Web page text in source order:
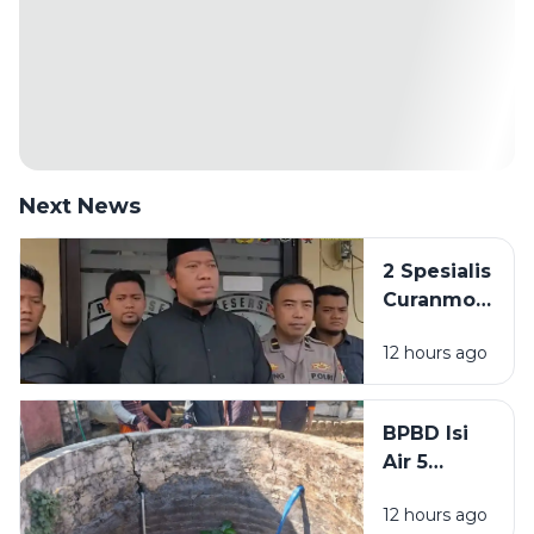
Next News
2 Spesialis
Curanmor
Bangkalan
Diringkus
Beraksi di
11 TKP
12 hours ago
BPBD Isi
Air 5
Warga
12 hours ago